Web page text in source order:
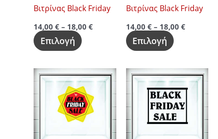
Βιτρίνας Black Friday
14,00€ – 18,00€
Επιλογή
επιλογές
να
σελίδα
του
προϊόντος
Βιτρίνας Black Friday
14,00 € – 18,00 €
Επιλογή
επιλογές
να
σελίδα
του
προϊόντος
Price
range:
through
18,00 €
Αυτό
το
προϊόν
έχει
πολλαπλές
Price
range:
12,00 €
through
16,00 €
Αυτό
το
προϊόν
έχει
πολλαπλές